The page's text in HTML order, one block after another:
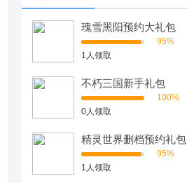
瑰雪黑阳预约大礼包
95%
1人领取
不朽三国新手礼包
100%
0人领取
精灵世界删档预约礼包
95%
1人领取